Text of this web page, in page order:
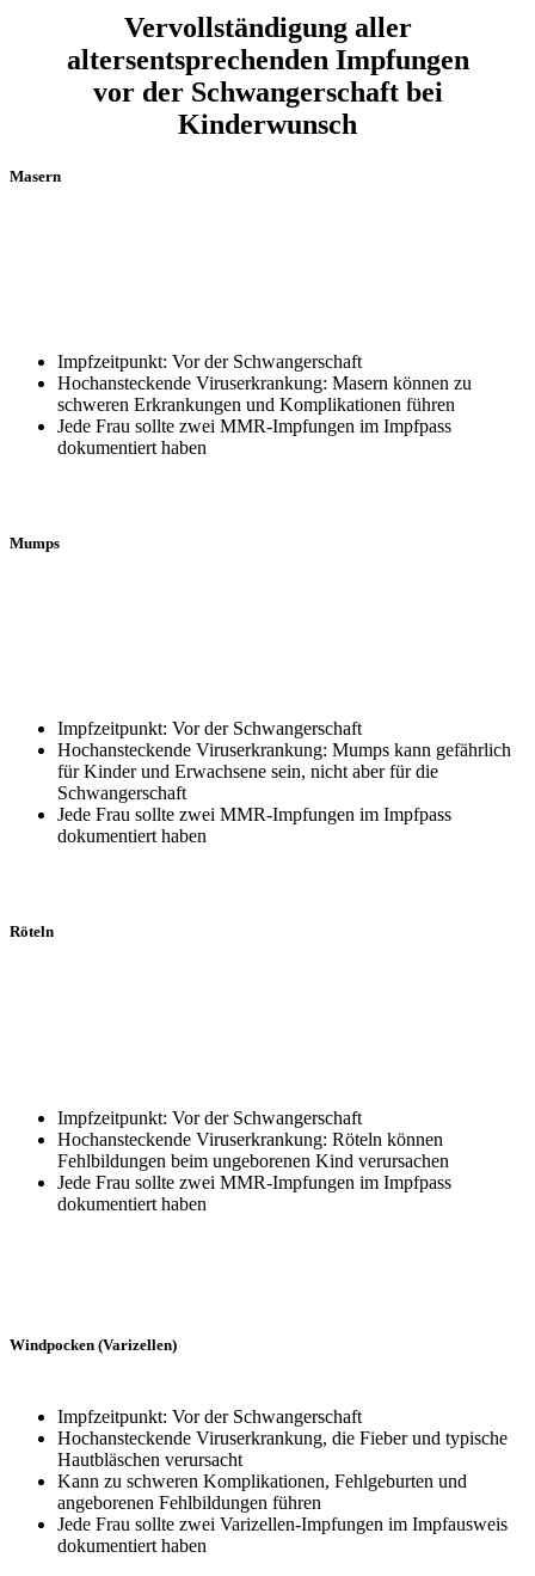
Vervollständigung aller
altersentsprechenden Impfungen
vor der Schwangerschaft bei
Kinderwunsch
Masern
Impfzeitpunkt: Vor der Schwangerschaft
Hochansteckende Viruserkrankung: Masern können zu
schweren Erkrankungen und Komplikationen führen
Jede Frau sollte zwei MMR-Impfungen im Impfpass
dokumentiert haben
Mumps
Impfzeitpunkt: Vor der Schwangerschaft
Hochansteckende Viruserkrankung: Mumps kann gefährlich
für Kinder und Erwachsene sein, nicht aber für die
Schwangerschaft
Jede Frau sollte zwei MMR-Impfungen im Impfpass
dokumentiert haben
Röteln
Impfzeitpunkt: Vor der Schwangerschaft
Hochansteckende Viruserkrankung: Röteln können
Fehlbildungen beim ungeborenen Kind verursachen
Jede Frau sollte zwei MMR-Impfungen im Impfpass
dokumentiert haben
Windpocken (Varizellen)
Impfzeitpunkt: Vor der Schwangerschaft
Hochansteckende Viruserkrankung, die Fieber und typische
Hautbläschen verursacht
Kann zu schweren Komplikationen, Fehlgeburten und
angeborenen Fehlbildungen führen
Jede Frau sollte zwei Varizellen-Impfungen im Impfausweis
dokumentiert haben